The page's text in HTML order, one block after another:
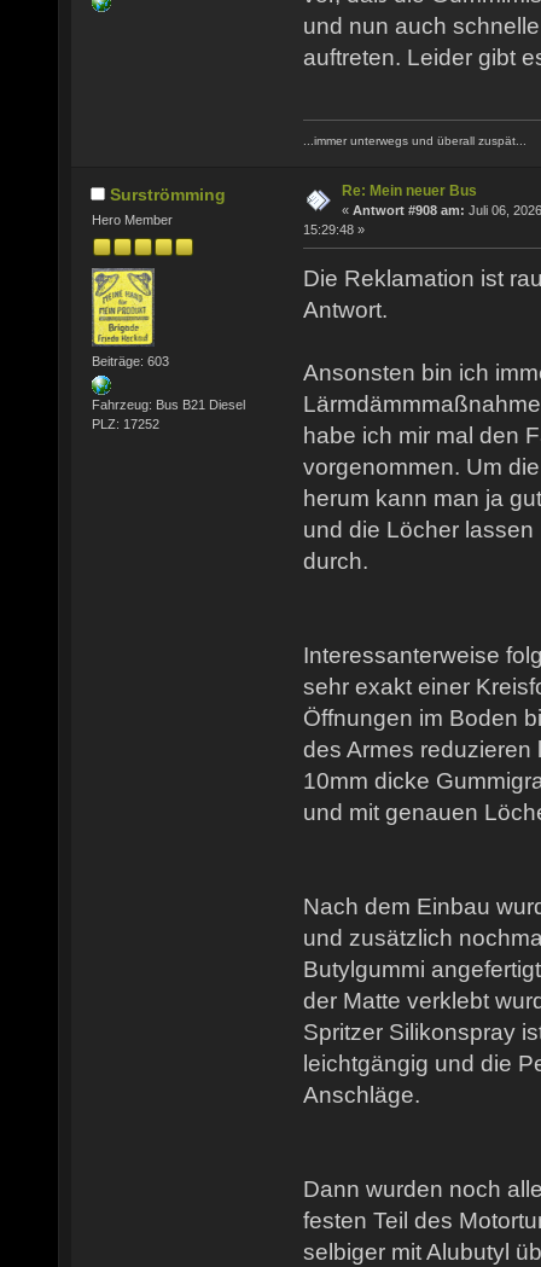
und nun auch
auftreten. Leider gibt
...immer unterwegs und überall zuspät...
Surströmming
Hero Member
Beiträge: 603
Fahrzeug: Bus B21 Diesel
PLZ: 17252
Re: Mein neuer Bus
« Antwort #908 am: Juli 06,
15:29:48 »
Die Reklamation ist
Antwort.
Ansonsten bin ich
habe ich mir mal den
vorgenommen. Um
herum kann man ja
und die Löcher
durch.
Interessanterweise
sehr exakt einer
Öffnungen im Boden
des Armes reduzieren
10mm dicke
und mit genauen
Nach dem Einbau
und zusätzlich
Butylgummi
der Matte verklebt
Spritzer Silikonspray
leichtgängig und die
Anschläge.
Dann wurden noch
festen Teil des
selbiger mit Alubutyl